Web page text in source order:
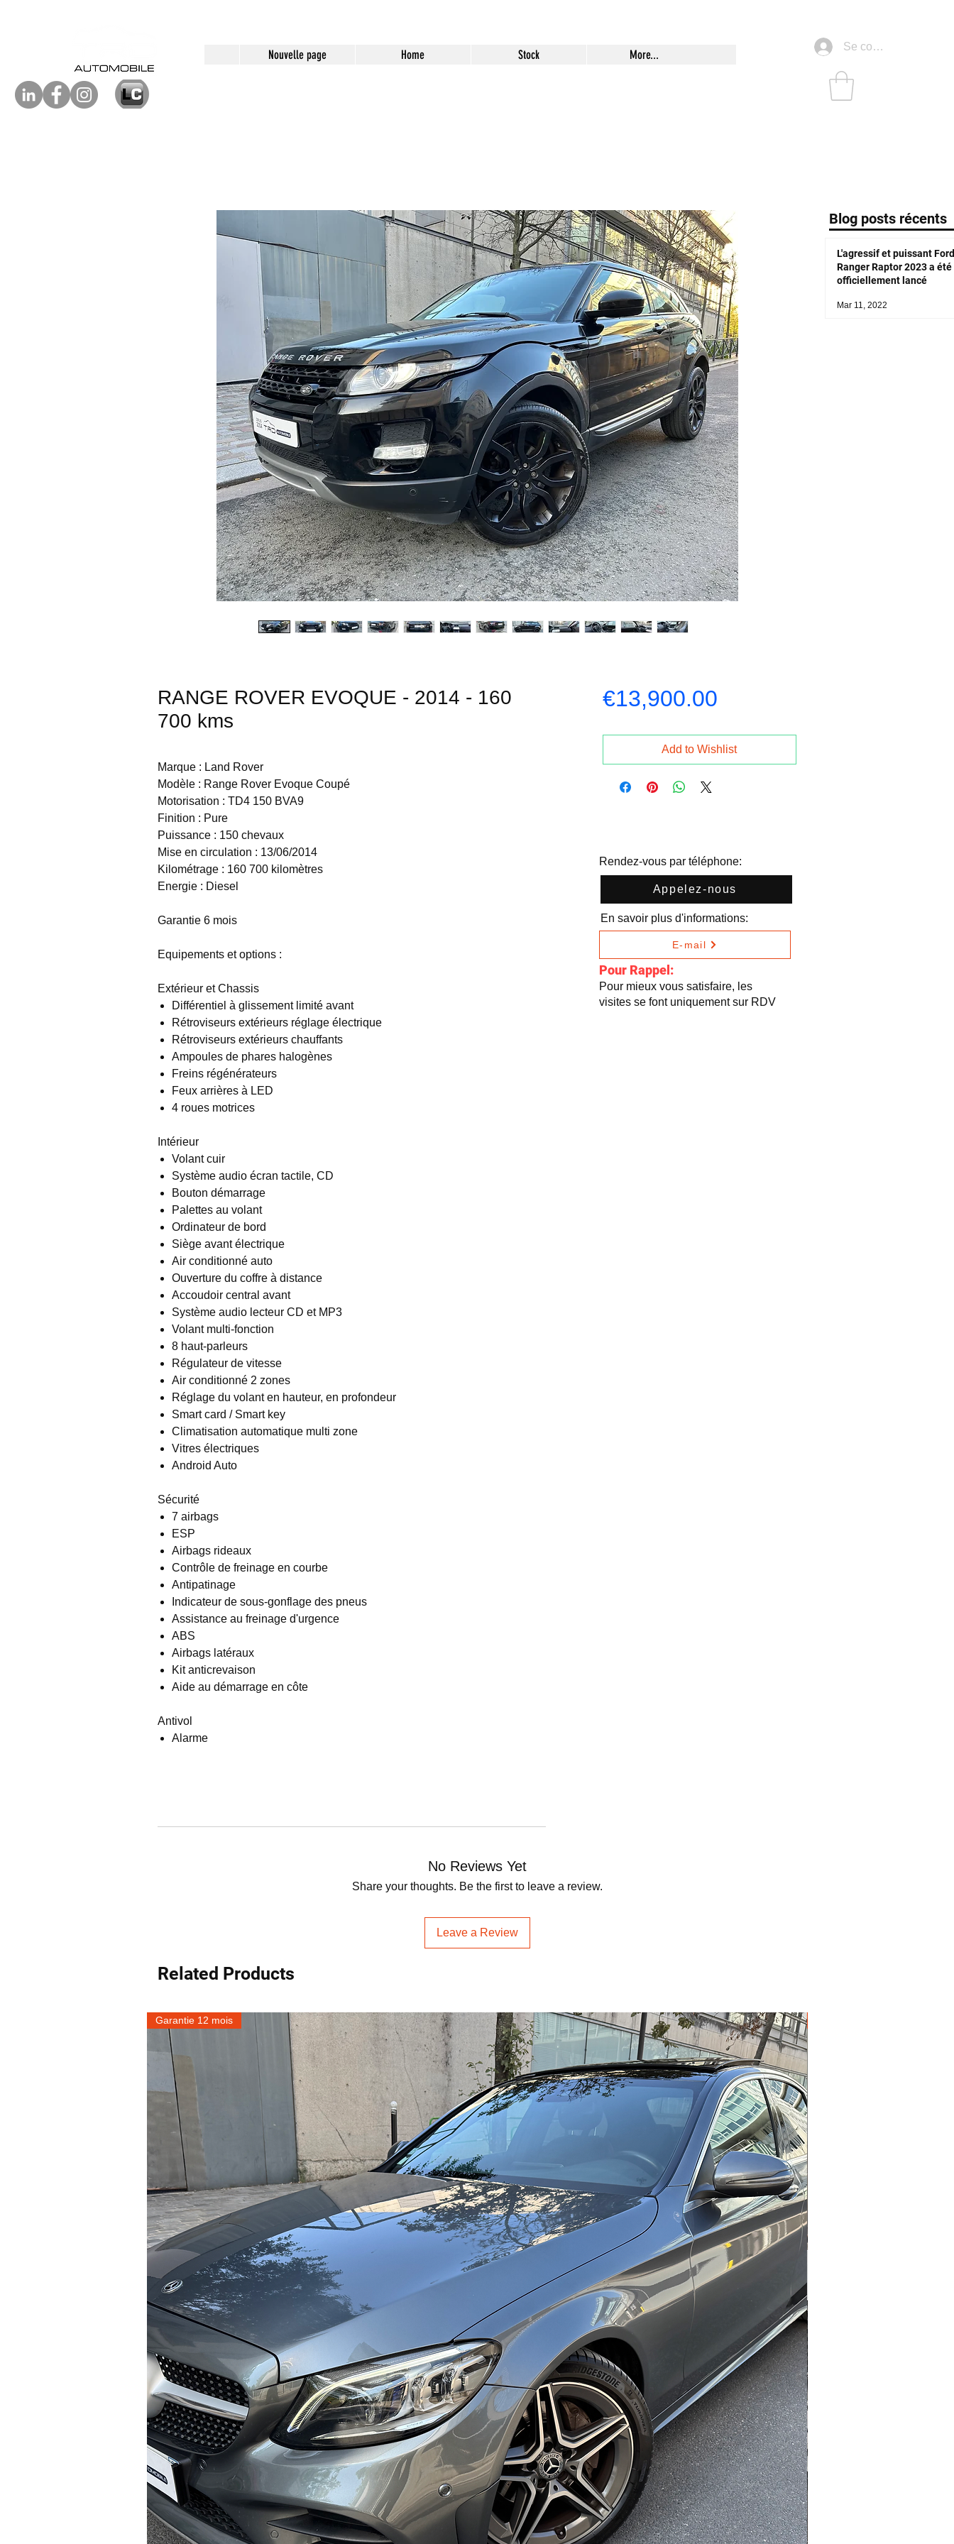
Nouvelle page Home Stock More...
Se connecter
RANGE ROVER EVOQUE - 2014 - 160
700 kms
Marque : Land Rover
Modèle : Range Rover Evoque Coupé
Motorisation : TD4 150 BVA9
Finition : Pure
Puissance : 150 chevaux
Mise en circulation : 13/06/2014
Kilométrage : 160 700 kilomètres
Energie : Diesel
Garantie 6 mois
Equipements et options :
Extérieur et Chassis
Différentiel à glissement limité avant
Rétroviseurs extérieurs réglage électrique
Rétroviseurs extérieurs chauffants
Ampoules de phares halogènes
Freins régénérateurs
Feux arrières à LED
4 roues motrices
Intérieur
Volant cuir
Système audio écran tactile, CD
Bouton démarrage
Palettes au volant
Ordinateur de bord
Siège avant électrique
Air conditionné auto
Ouverture du coffre à distance
Accoudoir central avant
Système audio lecteur CD et MP3
Volant multi-fonction
8 haut-parleurs
Régulateur de vitesse
Air conditionné 2 zones
Réglage du volant en hauteur, en profondeur
Smart card / Smart key
Climatisation automatique multi zone
Vitres électriques
Android Auto
Sécurité
7 airbags
ESP
Airbags rideaux
Contrôle de freinage en courbe
Antipatinage
Indicateur de sous-gonflage des pneus
Assistance au freinage d'urgence
ABS
Airbags latéraux
Kit anticrevaison
Aide au démarrage en côte
Antivol
Alarme
€13,900.00Price
Add to Wishlist
No Reviews Yet
Share your thoughts. Be the first to leave a review.
Leave a Review
Rendez-vous par téléphone:
Appelez-nous
En savoir plus d'informations:
E-mail
Pour Rappel:
Pour mieux vous satisfaire, les
visites se font uniquement sur RDV
Blog posts récents
L'agressif et puissant Ford
Ranger Raptor 2023 a été
officiellement lancé
Mar 11, 2022
Related Products
Garantie 12 mois